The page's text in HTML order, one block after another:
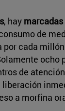
, hay
de
cada
ocho
de
a morfina